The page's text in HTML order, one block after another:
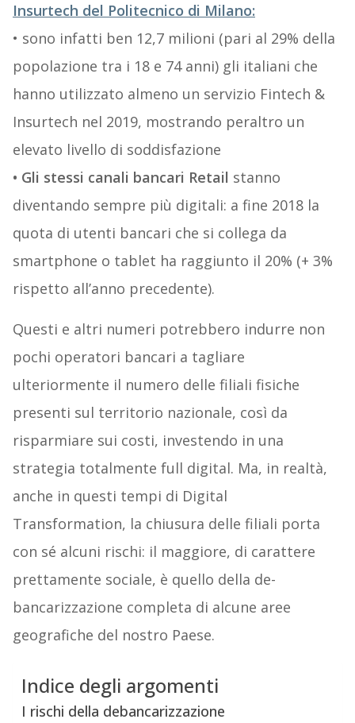
Insurtech del Politecnico di Milano:
• sono infatti ben 12,7 milioni (pari al 29% della
popolazione tra i 18 e 74 anni) gli italiani che
hanno utilizzato almeno un servizio Fintech &
Insurtech nel 2019, mostrando peraltro un
elevato livello di soddisfazione
• Gli stessi canali bancari Retail stanno
diventando sempre più digitali: a fine 2018 la
quota di utenti bancari che si collega da
smartphone o tablet ha raggiunto il 20% (+ 3%
rispetto all’anno precedente).
Questi e altri numeri potrebbero indurre non
pochi operatori bancari a tagliare
ulteriormente il numero delle filiali fisiche
presenti sul territorio nazionale, così da
risparmiare sui costi, investendo in una
strategia totalmente full digital. Ma, in realtà,
anche in questi tempi di Digital
Transformation, la chiusura delle filiali porta
con sé alcuni rischi: il maggiore, di carattere
prettamente sociale, è quello della de-
bancarizzazione completa di alcune aree
geografiche del nostro Paese.
Indice degli argomenti
I rischi della debancarizzazione